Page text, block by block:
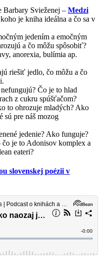
Svieženej – Medzi
je kniha ideálna a čo sa v
jedením a emočným
a čo môžu spôsobiť?
anorexia, bulímia ap.
riešiť jedlo, čo môžu a čo
Čo je to hlad
z cukru spúšťačom?
to ohrozuje mladých? Ako
sú pre náš mozog
jedenie? Ako funguje?
je to Adonisov komplex a
eateri?
slovenskej poézii v